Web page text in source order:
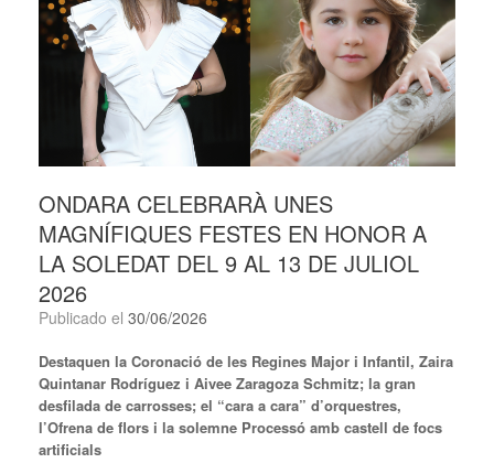
ONDARA CELEBRARÀ UNES
MAGNÍFIQUES FESTES EN HONOR A
LA SOLEDAT DEL 9 AL 13 DE JULIOL
2026
Publicado el 30/06/2026
Destaquen la Coronació de les Regines Major i Infantil, Zaira
Quintanar Rodríguez i Aivee Zaragoza Schmitz; la gran
desfilada de carrosses; el “cara a cara” d’orquestres,
l’Ofrena de flors i la solemne Processó amb castell de focs
artificials